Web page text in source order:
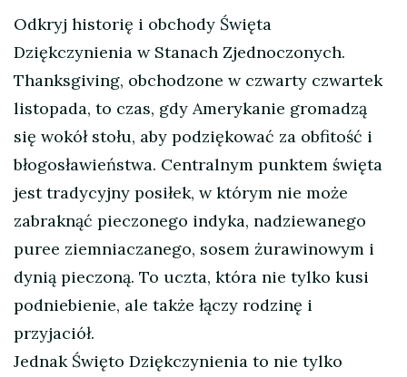
Odkryj historię i obchody Święta
Dziękczynienia w Stanach Zjednoczonych.
Thanksgiving, obchodzone w czwarty czwartek
listopada, to czas, gdy Amerykanie gromadzą
się wokół stołu, aby podziękować za obfitość i
błogosławieństwa. Centralnym punktem święta
jest tradycyjny posiłek, w którym nie może
zabraknąć pieczonego indyka, nadziewanego
puree ziemniaczanego, sosem żurawinowym i
dynią pieczoną. To uczta, która nie tylko kusi
podniebienie, ale także łączy rodzinę i
przyjaciół.
Jednak Święto Dziękczynienia to nie tylko